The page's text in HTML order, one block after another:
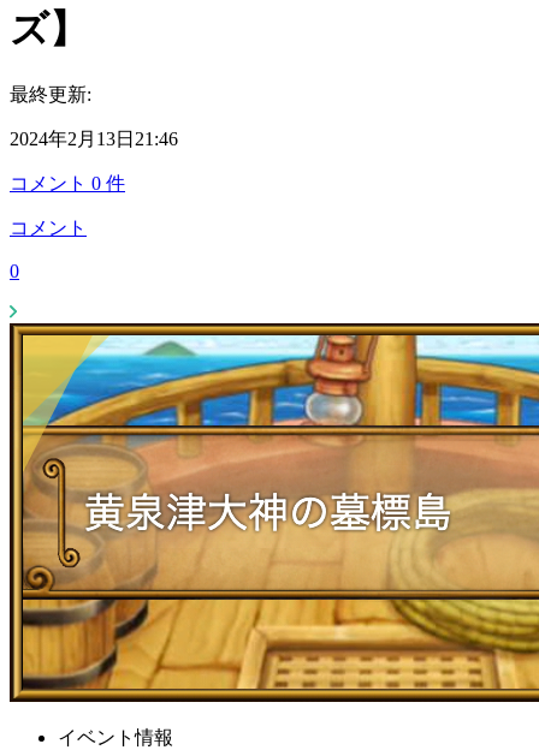
ズ】
最終更新:
2024年2月13日21:46
コメント 0 件
コメント
0
イベント情報